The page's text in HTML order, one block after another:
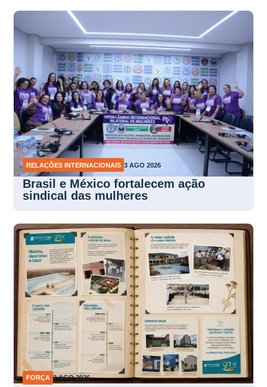
RELAÇÕES INTERNACIONAIS 3 AGO 2026
Brasil e México fortalecem ação
sindical das mulheres
FORÇA 3 AGO 2026